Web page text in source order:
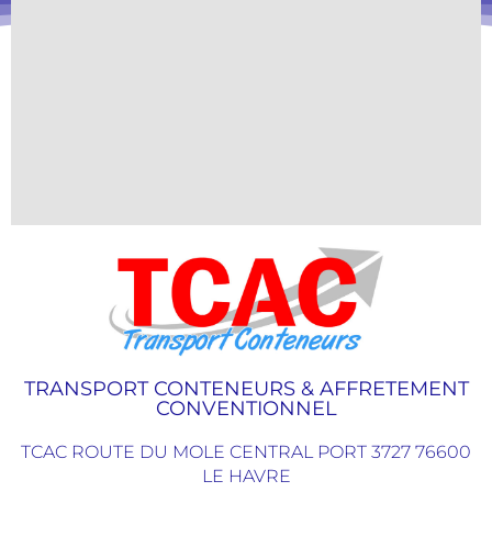
TRANSPORT CONTENEURS & AFFRETEMENT
CONVENTIONNEL
TCAC ROUTE DU MOLE CENTRAL PORT 3727 76600
LE HAVRE